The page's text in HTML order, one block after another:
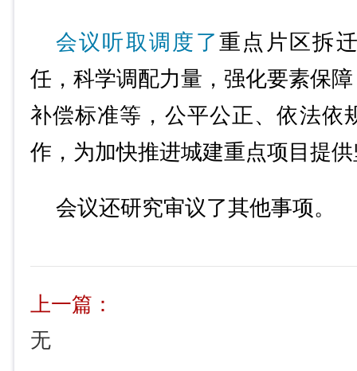
会议听取调度了 重点片区拆
任，科学调配力量，强化要素保
补偿标准等，公平公正、依法依
作，为加快推进城建重点项目提
会议还研究审议了其他事项。
上一篇：
无